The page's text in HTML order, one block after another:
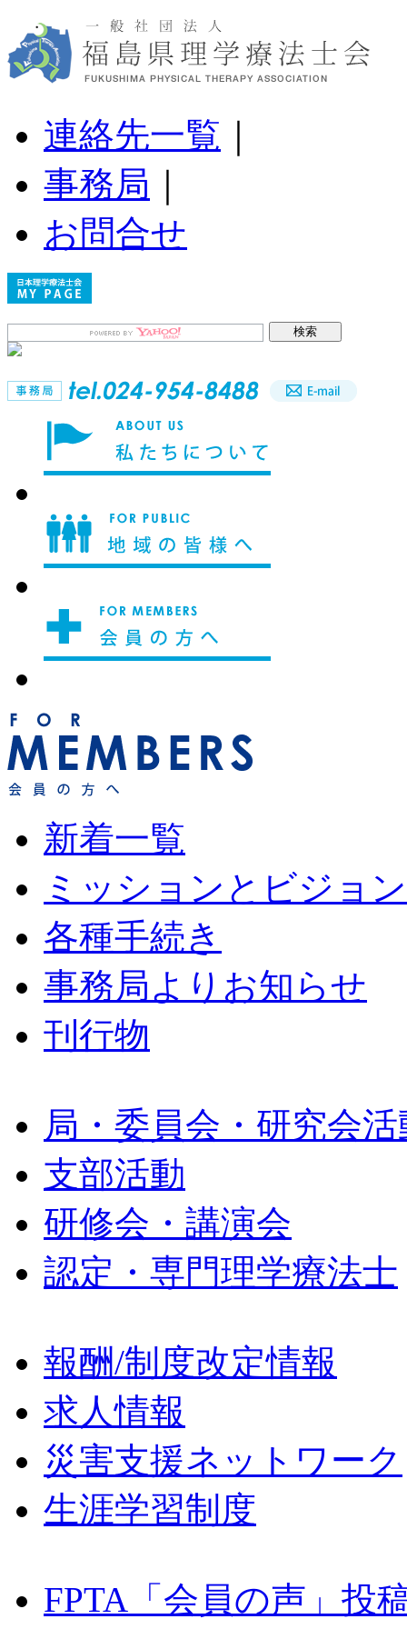
連絡先一覧
事務局
お問合せ
新着一覧
ミッションとビジョン
各種手続き
事務局よりお知らせ
刊行物
局・委員会・研究会
支部活動
研修会・講演会
認定・専門理学療法士
報酬/制度改定情報
求人情報
災害支援ネットワーク
生涯学習制度
FPTA「会員の声」投